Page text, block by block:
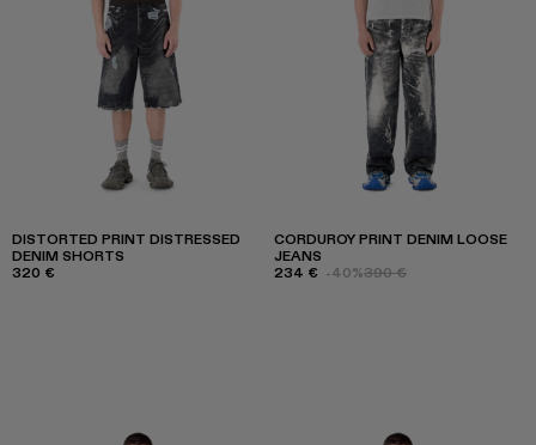
DISTORTED PRINT DISTRESSED
DENIM SHORTS
320 €
CORDUROY PRINT DENIM LOOSE
JEANS
234 € -40%390 €